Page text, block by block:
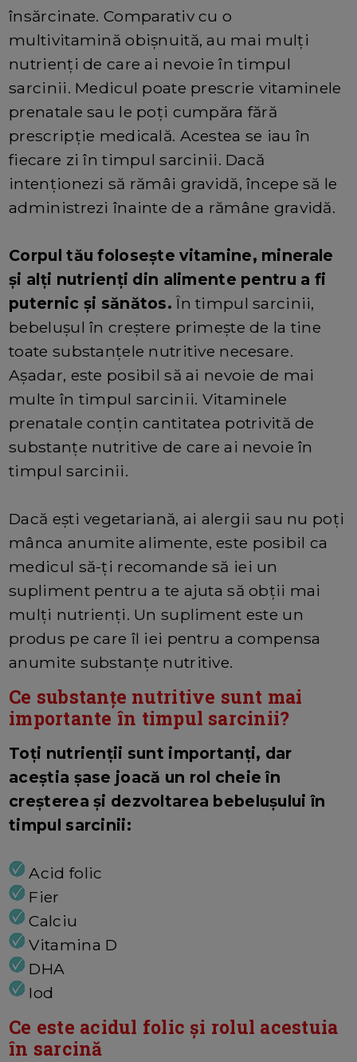
însărcinate. Comparativ cu o
multivitamină obișnuită, au mai mulți
nutrienți de care ai nevoie în timpul
sarcinii. Medicul poate prescrie vitaminele
prenatale sau le poți cumpăra fără
prescripție medicală. Acestea se iau în
fiecare zi în timpul sarcinii. Dacă
intenționezi să rămâi gravidă, începe să le
administrezi înainte de a rămâne gravidă.
Corpul tău folosește vitamine, minerale
și alți nutrienți din alimente pentru a fi
puternic și sănătos.În timpul sarcinii,
bebelușul în creștere primește de la tine
toate substanțele nutritive necesare.
Așadar, este posibil să ai nevoie de mai
multe în timpul sarcinii. Vitaminele
prenatale conțin cantitatea potrivită de
substanțe nutritive de care ai nevoie în
timpul sarcinii.
Dacă ești vegetariană, ai alergii sau nu poți
mânca anumite alimente, este posibil ca
medicul să-ți recomande să iei un
supliment pentru a te ajuta să obții mai
mulți nutrienți. Un supliment este un
produs pe care îl iei pentru a compensa
anumite substanțe nutritive.
Ce substanțe nutritive sunt mai
importante în timpul sarcinii?
Toți nutrienții sunt importanți, dar
aceștia șase joacă un rol cheie în
creșterea și dezvoltarea bebelușului în
timpul sarcinii:
Acid folic
Fier
Calciu
Vitamina D
DHA
Iod
Ce este acidul folic și rolul acestuia
în sarcină